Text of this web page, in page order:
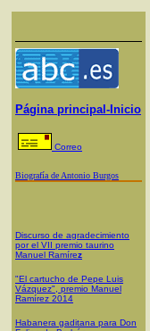
Página principal-Inicio
Correo
Biografía de Antonio Burgos
Discurso de agradecimiento
por el VII premio taurino
Manuel Ramírez
"El cartucho de Pepe Luis
Vázquez", premio Manuel
Ramírez 2014
Habanera gaditana para Don